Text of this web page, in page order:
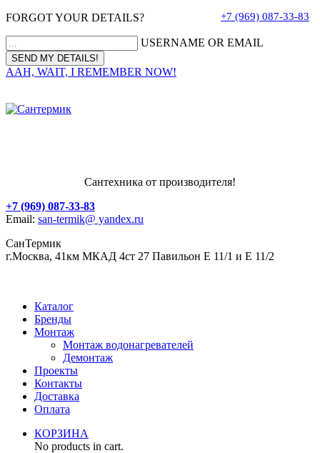
FORGOT YOUR DETAILS?
USERNAME OR EMAIL
AAH, WAIT, I REMEMBER NOW!
+7 (969) 087-33-83
Сантехника от производителя!
+7 (969) 087-33-83
Email: san-termik@ yandex.ru
СанТермик
г.Москва, 41км МКАД 4ст 27 Павильон Е 11/1 и Е 11/2
Каталог
Бренды
Монтаж
Монтаж водонагревателей
Демонтаж
Проекты
Контакты
Доставка
Оплата
КОРЗИНА
No products in cart.